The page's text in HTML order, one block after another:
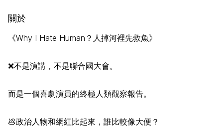
關於
《Why I Hate Human？人掉河裡先救魚》
❌不是演講，不是聯合國大會。
而是一個喜劇演員的終極人類觀察報告。
💩政治人物和網紅比起來，誰比較像大便？